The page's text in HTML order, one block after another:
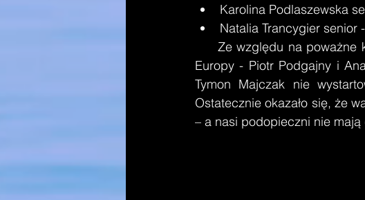
Karolina Podlaszewska
Natalia Trancygier senior
Europy - Piotr Podgajny i
Tymon Majczak nie
Ostatecznie okazało się, że
– a nasi podopieczni nie